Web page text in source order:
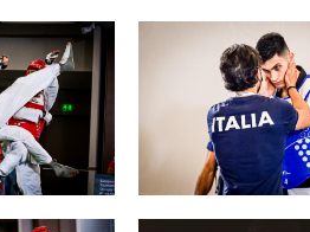
Tesseramento
Affiliazioni e Tesseramenti
Area Riservata